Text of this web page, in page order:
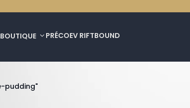
BOUTIQUE PRÉCOEV RIFTBOUND
pudding"